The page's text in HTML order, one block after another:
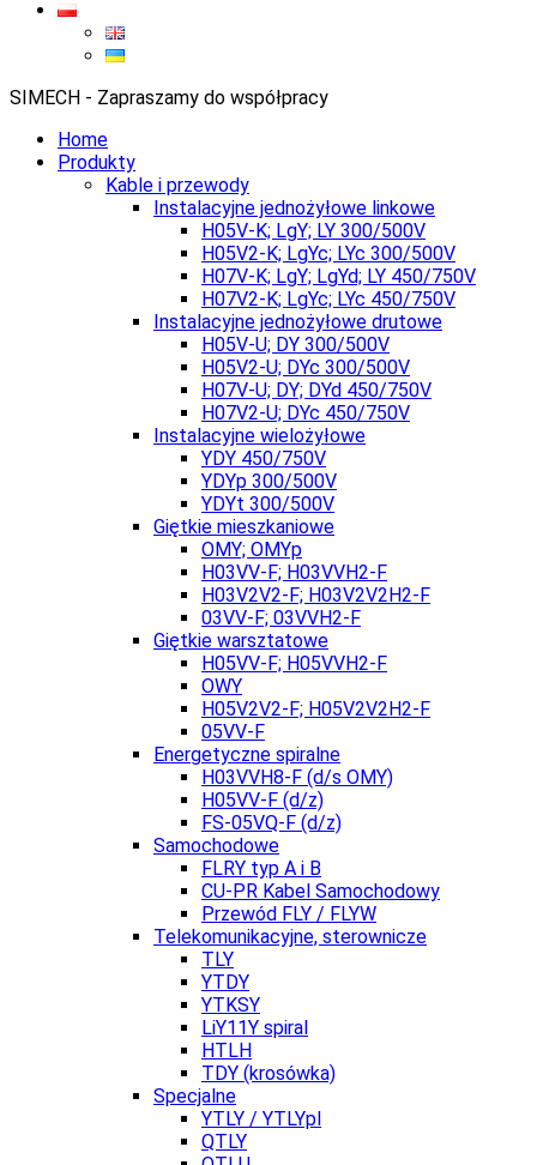
SIMECH - Zapraszamy do współpracy
Home
Produkty
Kable i przewody
Instalacyjne jednożyłowe linkowe
H05V-K; LgY; LY 300/500V
H05V2-K; LgYc; LYc 300/500V
H07V-K; LgY; LgYd; LY 450/750V
H07V2-K; LgYc; LYc 450/750V
Instalacyjne jednożyłowe drutowe
H05V-U; DY 300/500V
H05V2-U; DYc 300/500V
H07V-U; DY; DYd 450/750V
H07V2-U; DYc 450/750V
Instalacyjne wielożyłowe
YDY 450/750V
YDYp 300/500V
YDYt 300/500V
Giętkie mieszkaniowe
OMY; OMYp
H03VV-F; H03VVH2-F
H03V2V2-F; H03V2V2H2-F
03VV-F; 03VVH2-F
Giętkie warsztatowe
H05VV-F; H05VVH2-F
OWY
H05V2V2-F; H05V2V2H2-F
05VV-F
Energetyczne spiralne
H03VVH8-F (d/s OMY)
H05VV-F (d/z)
FS-05VQ-F (d/z)
Samochodowe
FLRY typ A i B
CU-PR Kabel Samochodowy
Przewód FLY / FLYW
Telekomunikacyjne, sterownicze
TLY
YTDY
YTKSY
LiY11Y spiral
HTLH
TDY (krosówka)
Specjalne
YTLY / YTLYpl
QTLY